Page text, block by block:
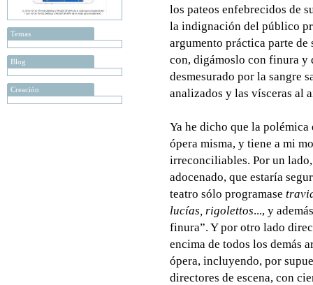
Temas
Blog
Creación
los pateos enfebrecidos de
la indignación del público
argumento práctica parte
con, digámoslo con finura y
desmesurado por la sangre
analizados y las vísceras al
Ya he dicho que la
ópera misma, y tiene a mi
irreconciliables. Por un
adocenado, que estaría
teatro sólo programase
lucías, rigolettos..., y
finura”. Y por otro lado
encima de todos los demás
ópera, incluyendo, por
directores de escena, con